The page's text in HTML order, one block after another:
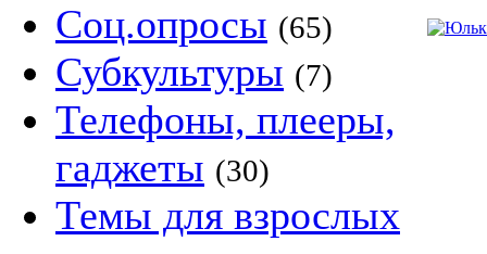
Соц.опросы (65)
Субкультуры (7)
Телефоны, плееры,
гаджеты (30)
Темы для взрослых